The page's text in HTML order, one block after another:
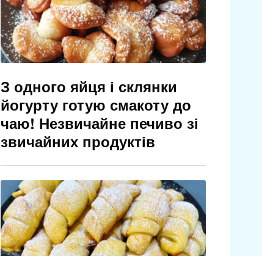
З одного яйця і склянки
йогурту готую смакоту до
чаю! Незвичайне печиво зі
звичайних продуктів